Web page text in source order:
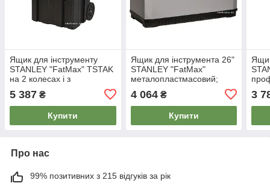
Ящик для інструменту
STANLEY "FatMax" TSTAK
на 2 колесах і з
43х 63х 49 см
5 387 ₴
Купити
Ящик для інструмента 26"
STANLEY "FatMax"
металопластмасовий;
професійний
4 064₴
Купити
3
Про нас
99% позитивних з 215 відгуків за рік